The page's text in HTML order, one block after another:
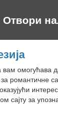
Отвори
вам омогућава
романтичне
сајту за